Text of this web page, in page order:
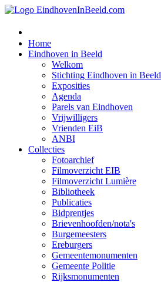
Home
Eindhoven in Beeld
Welkom
Stichting Eindhoven in Beeld
Exposities
Agenda
Parels van Eindhoven
Vrijwilligers
Vrienden EiB
ANBI
Collecties
Fotoarchief
Filmoverzicht EIB
Filmoverzicht Lumière
Bibliotheek
Publicaties
Bidprentjes
Brievenhoofden/nota's
Burgemeesters
Ereburgers
Gemeentemonumenten
Gemeente Politie
Rijksmonumenten